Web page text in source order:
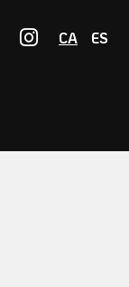
CA ES
Link a